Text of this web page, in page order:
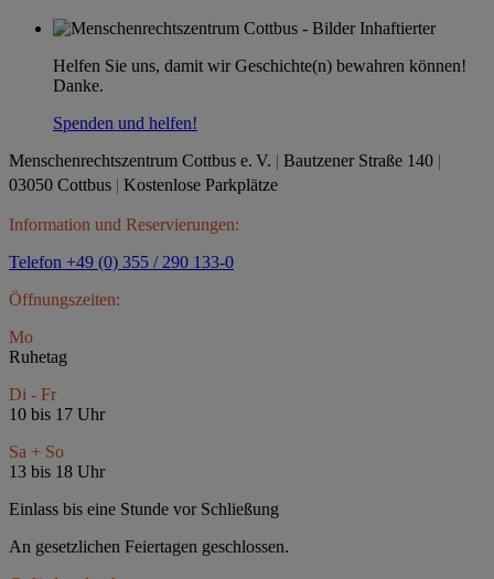
Helfen Sie uns, damit wir Geschichte(n) bewahren können!
Danke.
Spenden und helfen!
Menschenrechtszentrum Cottbus e. V. | Bautzener Straße 140 |
03050 Cottbus | Kostenlose Parkplätze
Information und Reservierungen:
Telefon +49 (0) 355 / 290 133-0
Öffnungszeiten:
Mo
Ruhetag
Di - Fr
10 bis 17 Uhr
Sa + So
13 bis 18 Uhr
Einlass bis eine Stunde vor Schließung
An gesetzlichen Feiertagen geschlossen.